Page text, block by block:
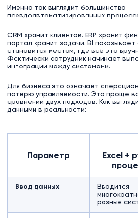
Именно так выглядит большинство
псевдоавтоматизированных
CRM хранит клиентов. ERP хранит
портал хранит задачи. BI показывает
становится местом, где всё это
Фактически сотрудник начинает
интеграции между системами.
Для бизнеса это означает
потерю управляемости. Это проще
сравнении двух подходов. Как
данными в реальности:
Параметр
Excel +
Ввод данных
Вводится
разные